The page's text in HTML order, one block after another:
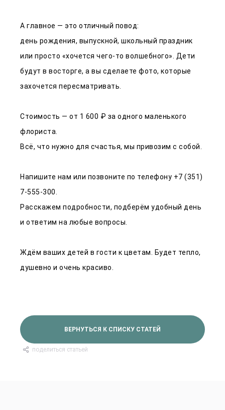
А главное — это отличный повод:
день рождения, выпускной, школьный праздник
или просто «хочется чего-то волшебного». Дети
будут в восторге, а вы сделаете фото, которые
захочется пересматривать.
Стоимость — от 1 600 ₽ за одного маленького
флориста.
Всё, что нужно для счастья, мы привозим с собой.
Напишите нам или позвоните по телефону +7 (351)
7-555-300.
Расскажем подробности, подберём удобный день
и ответим на любые вопросы.
Ждём ваших детей в гости к цветам. Будет тепло,
душевно и очень красиво.
ВЕРНУТЬСЯ К СПИСКУ СТАТЕЙ
поделиться статьей